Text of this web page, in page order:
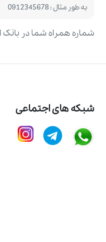
شماره همراه شما در
شبکه های اجتماعی